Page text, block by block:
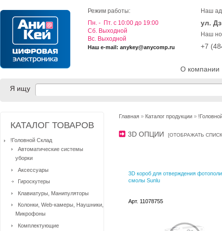
О компании
Режим работы:
Пн. - Пт. с 10:00 до 19:00
Cб. Выходной
Вс. Выходной
Наш e-mail: anykey@anycomp.ru
Наш
ул.
Наш
+7
Я ищу
Главная » Каталог продукции »
3D ОПЦИИ [ОТОБРАЖАТЬ
3D короб для отверждения
смолы Sunlu
Арт. 11078755
КАТАЛОГ ТОВАРОВ
!Головной Склад
Автоматические системы
уборки
Аксессуары
Гироскутеры
Клавиатуры, Манипуляторы
Колонки, Web-камеры, Наушники,
Микрофоны
Комплектующие